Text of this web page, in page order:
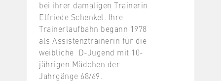
bei ihrer damaligen Trainerin
Elfriede Schenkel. Ihre
Trainerlaufbahn begann 1978
als Assistenztrainerin für die
weibliche D-Jugend mit 10-
jährigen Mädchen der
Jahrgänge 68/69.